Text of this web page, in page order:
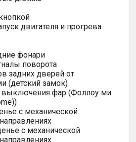
двигателя и прогрева
фонари
поворота
задних дверей от
(детский замок)
выключения фар (Фоллоу ми
с механической
с механической